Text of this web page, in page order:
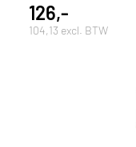
126,-
104,13 excl. BTW